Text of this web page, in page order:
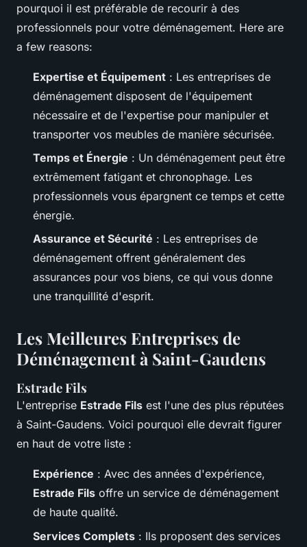
pourquoi il est préférable de recourir à des
professionnels pour votre déménagement. Here are
a few reasons:
Expertise et Équipement : Les entreprises de
déménagement disposent de l'équipement
nécessaire et de l'expertise pour manipuler et
transporter vos meubles de manière sécurisée.
Temps et Énergie : Un déménagement peut être
extrêmement fatigant et chronophage. Les
professionnels vous épargnent ce temps et cette
énergie.
Assurance et Sécurité : Les entreprises de
déménagement offrent généralement des
assurances pour vos biens, ce qui vous donne
une tranquillité d'esprit.
Les Meilleures Entreprises de
Déménagement à Saint-Gaudens
Estrade Fils
L'entreprise Estrade Fils est l'une des plus réputées
à Saint-Gaudens. Voici pourquoi elle devrait figurer
en haut de votre liste :
Expérience : Avec des années d'expérience,
Estrade Fils offre un service de déménagement
de haute qualité.
Services Complets : Ils proposent des services